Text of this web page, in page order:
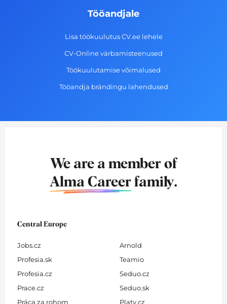
Tööandjale
Lisa töökuulutus CV.ee lehele
CV-Online värbamisteenused
Töökuulutamise võimalused
Tööandja brändingu lahendused
We are a member of
Alma Career family.
Central Europe
Jobs.cz
Profesia.sk
Profesia.cz
Prace.cz
Práca za rohom
Arnold
Teamio
Seduo.cz
Seduo.sk
Platy.cz